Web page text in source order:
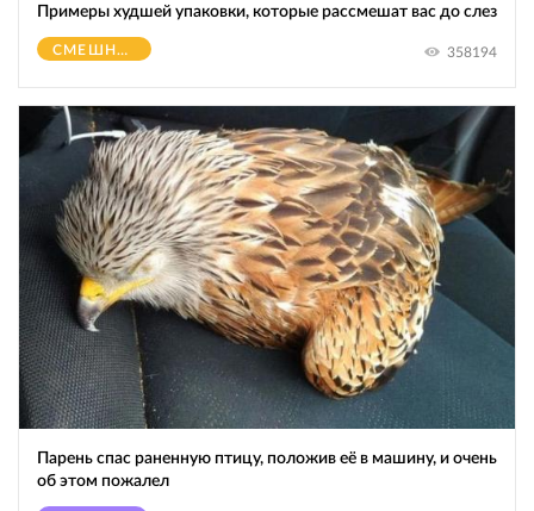
Примеры худшей упаковки, которые рассмешат вас до слез
СМЕШНОЕ 358194
Парень спас раненную птицу, положив её в машину, и очень
об этом пожалел